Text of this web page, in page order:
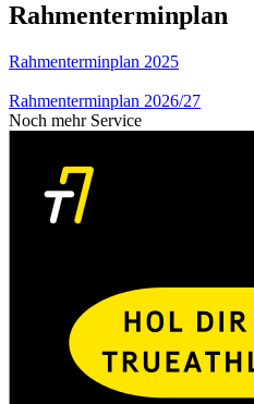
Rahmenterminplan
Rahmenterminplan 2025
Rahmenterminplan 2026/27
Noch mehr Service